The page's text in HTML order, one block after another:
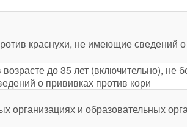
краснухи, не имеющие сведений о
до 35 лет (включительно), не
о прививках против кори
и образовательных